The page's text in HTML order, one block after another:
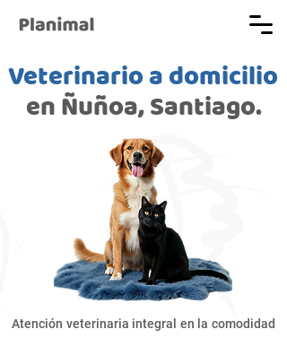
Veterinario a domicilio
en Ñuñoa, Santiago.
Atención veterinaria integral en la comodidad